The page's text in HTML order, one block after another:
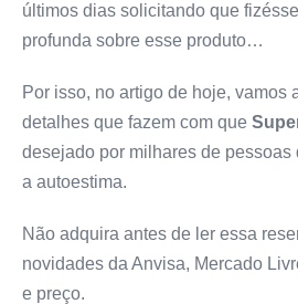
últimos dias solicitando que
profunda sobre esse produto…
Por isso, no artigo de hoje, vamos
detalhes que fazem com que
desejado por milhares de pessoas
a autoestima.
Não adquira antes de ler essa
novidades da Anvisa, Mercado
e preço.